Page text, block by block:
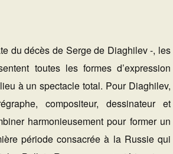
du décès de Serge de Diaghilev -, les
toutes les formes d’expression
à un spectacle total. Pour Diaghilev,
compositeur, dessinateur et
harmonieusement pour former un
période consacrée à la Russie qui